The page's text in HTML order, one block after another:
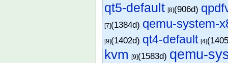
qt5-default [8](906d)
[7](1384d) qemu-system-
[9](1402d) qt4-default [4]
kvm [9](1583d) qemu-